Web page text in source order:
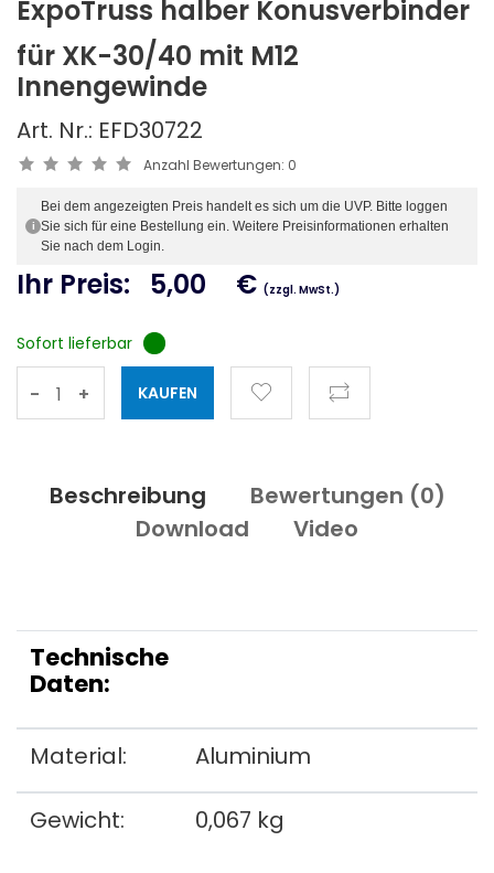
ExpoTruss halber Konusverbinder
für XK-30/40 mit M12
Innengewinde
Art. Nr.: EFD30722
Anzahl Bewertungen: 0
i
Bei dem angezeigten Preis handelt es sich um die UVP. Bitte loggen
Sie sich für eine Bestellung ein. Weitere Preisinformationen erhalten
Sie nach dem Login.
Ihr Preis: 5,00 € (zzgl. MwSt.)
Sofort lieferbar
- +
Beschreibung Bewertungen (0)
Download
Video
Technische
Daten:
Material: Aluminium
Gewicht: 0,067 kg